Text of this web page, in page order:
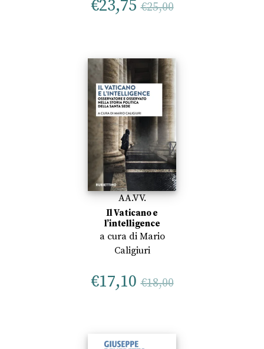
€23,75 €25,00
AA.VV.
Il Vaticano e
l’intelligence
a cura di Mario
Caligiuri
€17,10 €18,00